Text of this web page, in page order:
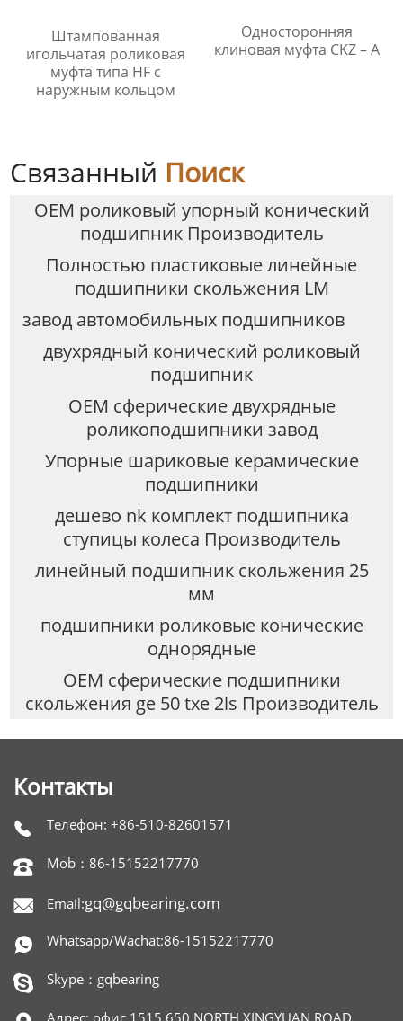
Штампованная
игольчатая роликовая
муфта типа HF с
наружным кольцом
Односторонняя
клиновая муфта CKZ – A
Связанный Поиск
OEM роликовый упорный конический
подшипник Производитель
Полностью пластиковые линейные
подшипники скольжения LM
завод автомобильных подшипников
двухрядный конический роликовый
подшипник
OEM сферические двухрядные
роликоподшипники завод
Упорные шариковые керамические
подшипники
дешево nk комплект подшипника
ступицы колеса Производитель
линейный подшипник скольжения 25
мм
подшипники роликовые конические
однорядные
OEM сферические подшипники
скольжения ge 50 txe 2ls Производитель
Контакты
 Телефон: +86-510-82601571
 Mob：86-15152217770
 Email:gq@gqbearing.com
 Whatsapp/Wachat:86-15152217770
 Skype：gqbearing